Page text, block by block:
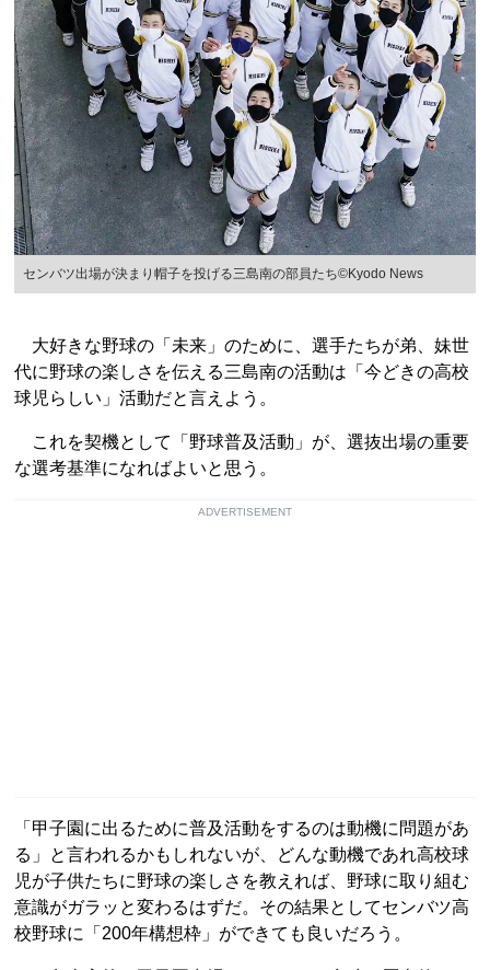
センバツ出場が決まり帽子を投げる三島南の部員たち©Kyodo News
大好きな野球の「未来」のために、選手たちが弟、妹世
代に野球の楽しさを伝える三島南の活動は「今どきの高校
球児らしい」活動だと言えよう。
これを契機として「野球普及活動」が、選抜出場の重要
な選考基準になればよいと思う。
ADVERTISEMENT
「甲子園に出るために普及活動をするのは動機に問題があ
る」と言われるかもしれないが、どんな動機であれ高校球
児が子供たちに野球の楽しさを教えれば、野球に取り組む
意識がガラッと変わるはずだ。その結果としてセンバツ高
校野球に「200年構想枠」ができても良いだろう。